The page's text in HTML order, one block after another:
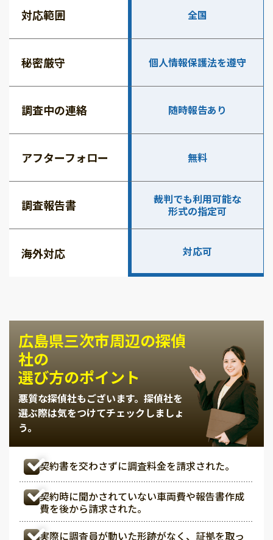
対応範囲 全国
秘密厳守 個人情報保護法を遵守
調査中の連絡 随時報告あり
アフターフォロー 無料
調査報告書
裁判でも利用可能な
形式の指定可
海外対応 対応可
広島県三次市周辺の探偵
社の
選び方のポイント
悪質な探偵社もございます。 探偵社を
選ぶ際は気をつけてチェックしましょ
う。
契約書を交わさずに調査料金を請求された。
契約時に聞かされていない車両費や報告書作成
費を後から請求された。
実際に調査員が動いた形跡がなく、証拠を取っ